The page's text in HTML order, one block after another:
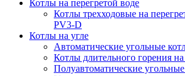
Котлы на перегретой воде
Котлы трехходовые на
PV3-D
Котлы на угле
Автоматические угольные
Котлы длительного горения на
Полуавтоматические